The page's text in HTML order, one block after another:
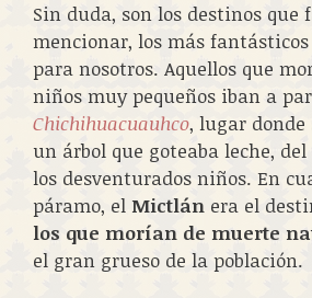
Sin duda, son los destinos que
mencionar, los más
para nosotros. Aquellos que
niños muy pequeños iban a
Chichihuacuauhco, lugar donde
un árbol que goteaba leche,
los desventurados niños. En
páramo, el Mictlán era el
los que morían de muerte
el gran grueso de la población.